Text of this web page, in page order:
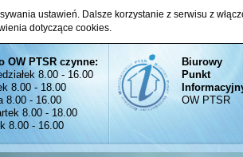
ustawień. Dalsze korzystanie z serwisu z
dotyczące cookies.
OW PTSR czynne:
8.00 - 16.00
8.00 - 18.00
8.00 - 16.00
8.00 - 18.00
8.00 - 16.00
Biurowy
Punkt
OW PTSR